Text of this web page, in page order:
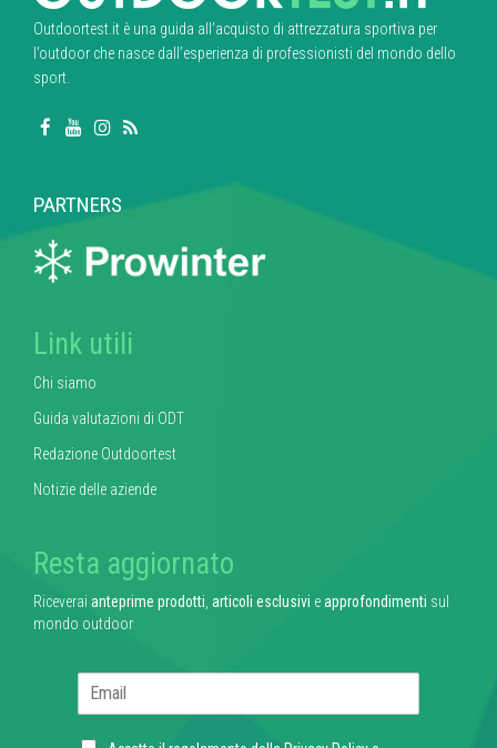
Outdoortest.it è una guida all’acquisto di attrezzatura sportiva per
l’outdoor che nasce dall’esperienza di professionisti del mondo dello
sport.
PARTNERS
Link utili
Chi siamo
Guida valutazioni di ODT
Redazione Outdoortest
Notizie delle aziende
Resta aggiornato
Riceverai anteprime prodotti articoli esclusivi eapprofondimenti sul
mondo outdoor